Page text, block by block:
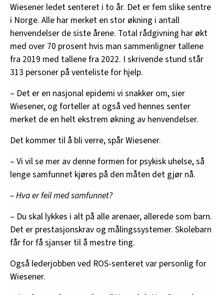
Wiesener ledet senteret i to år. Det er fem slike sentre
i Norge. Alle har merket en stor økning i antall
henvendelser de siste årene. Total rådgivning har økt
med over 70 prosent hvis man sammenligner tallene
fra 2019 med tallene fra 2022. I skrivende stund står
313 personer på venteliste for hjelp.
– Det er en nasjonal epidemi vi snakker om, sier
Wiesener, og forteller at også ved hennes senter
merket de en helt ekstrem økning av henvendelser.
Det kommer til å bli verre, spår Wiesener.
– Vi vil se mer av denne formen for psykisk uhelse, så
lenge samfunnet kjøres på den måten det gjør nå.
– Hva er feil med samfunnet?
– Du skal lykkes i alt på alle arenaer, allerede som barn.
Det er prestasjonskrav og målingssystemer. Skolebarn
får for få sjanser til å mestre ting.
Også lederjobben ved ROS-senteret var personlig for
Wiesener.